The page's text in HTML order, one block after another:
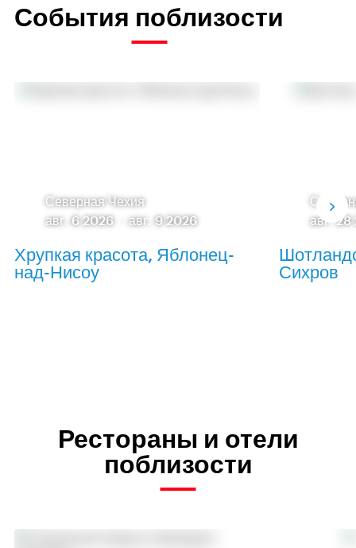
События поблизости
Северная Чехия
авг. 6 2026
-авг. 9 2026
Хрупкая красота, Яблонец-
над-Нисоу
авг.
Сихров
Рестораны и отели
поблизости